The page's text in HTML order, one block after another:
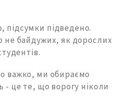
підсумки підведено.
не байдужих, як дорослих
важко, ми обираємо
- це те, що ворогу ніколи